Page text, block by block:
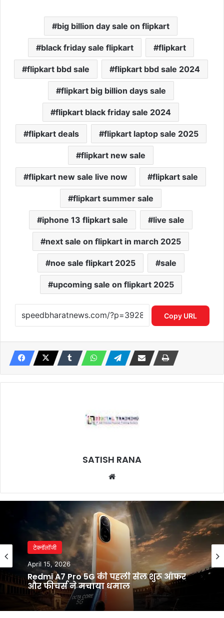
big billion day sale on flipkart
black friday sale flipkart flipkart
flipkart bbd sale flipkart bbd sale 2024
flipkart big billion days sale
flipkart black friday sale 2024
flipkart deals flipkart laptop sale 2025
flipkart new sale
flipkart new sale live now flipkart sale
flipkart summer sale
iphone 13 flipkart sale live sale
next sale on flipkart in march 2025
noe sale flipkart 2025 sale
upcoming sale on flipkart 2025
Copy URL
SATISH RANA
टेक्नॉलॉजी
April 15, 2026
Redmi A7 Pro 5G की पहली सेल शुरू ऑफर
और फीचर्स ने मचाया धमाल